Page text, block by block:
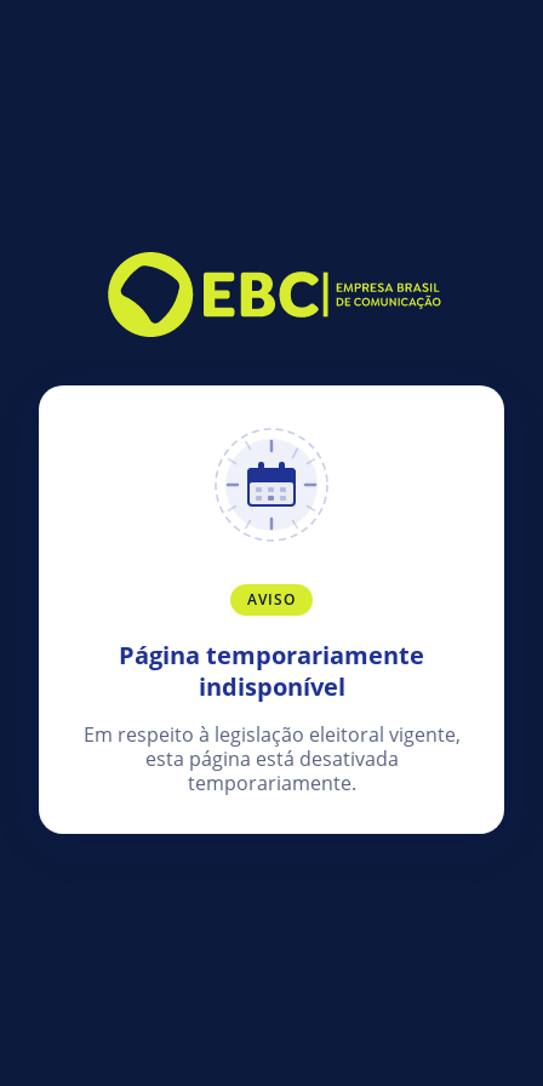
AVISO
Página temporariamente
indisponível
Em respeito à legislação eleitoral vigente,
esta página está desativada
temporariamente.